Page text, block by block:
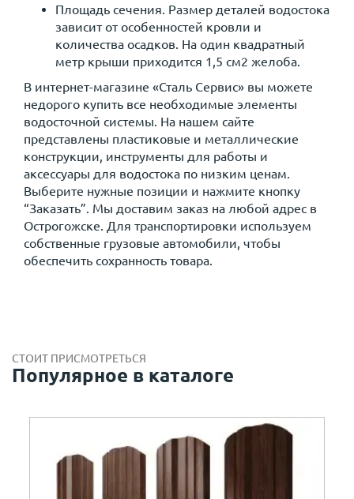
Площадь сечения. Размер деталей водостока
зависит от особенностей кровли и
количества осадков. На один квадратный
метр крыши приходится 1,5 см2 желоба.
В интернет-магазине «Сталь Сервис» вы можете
недорого купить все необходимые элементы
водосточной системы. На нашем сайте
представлены пластиковые и металлические
конструкции, инструменты для работы и
аксессуары для водостока по низким ценам.
Выберите нужные позиции и нажмите кнопку
“Заказать”. Мы доставим заказ на любой адрес в
Острогожске. Для транспортировки используем
собственные грузовые автомобили, чтобы
обеспечить сохранность товара.
СТОИТ ПРИСМОТРЕТЬСЯ
Популярное в каталоге